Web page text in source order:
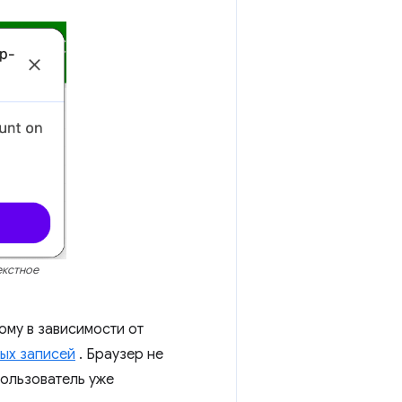
в зависимости от
записей . Браузер не
уже